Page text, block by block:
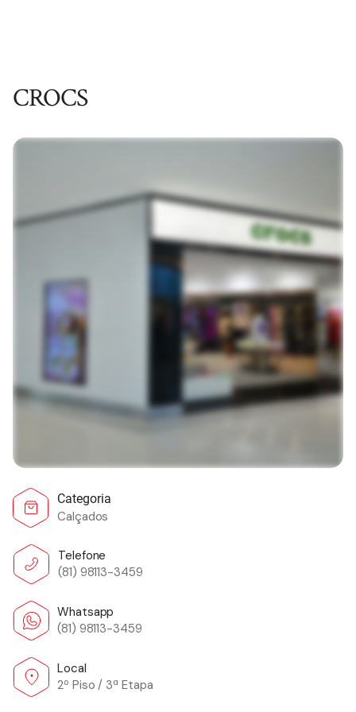
CROCS
Categoria
Calçados
Telefone
(81) 98113-3459
Whatsapp
(81) 98113-3459
Local
2º Piso / 3ª Etapa